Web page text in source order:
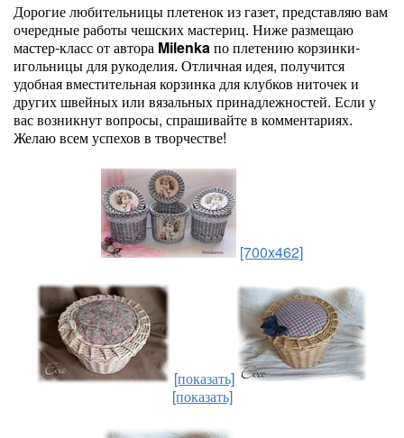
Дорогие любительницы плетенок из газет, представляю вам
очередные работы чешских мастериц. Ниже размещаю
мастер-класс от автора Milenkaпо плетению корзинки-
игольницы для рукоделия. Отличная идея, получится
удобная вместительная корзинка для клубков ниточек и
других швейных или вязальных принадлежностей. Если у
вас возникнут вопросы, спрашивайте в комментариях.
Желаю всем успехов в творчестве!
[700x462]
[показать]
[показать]